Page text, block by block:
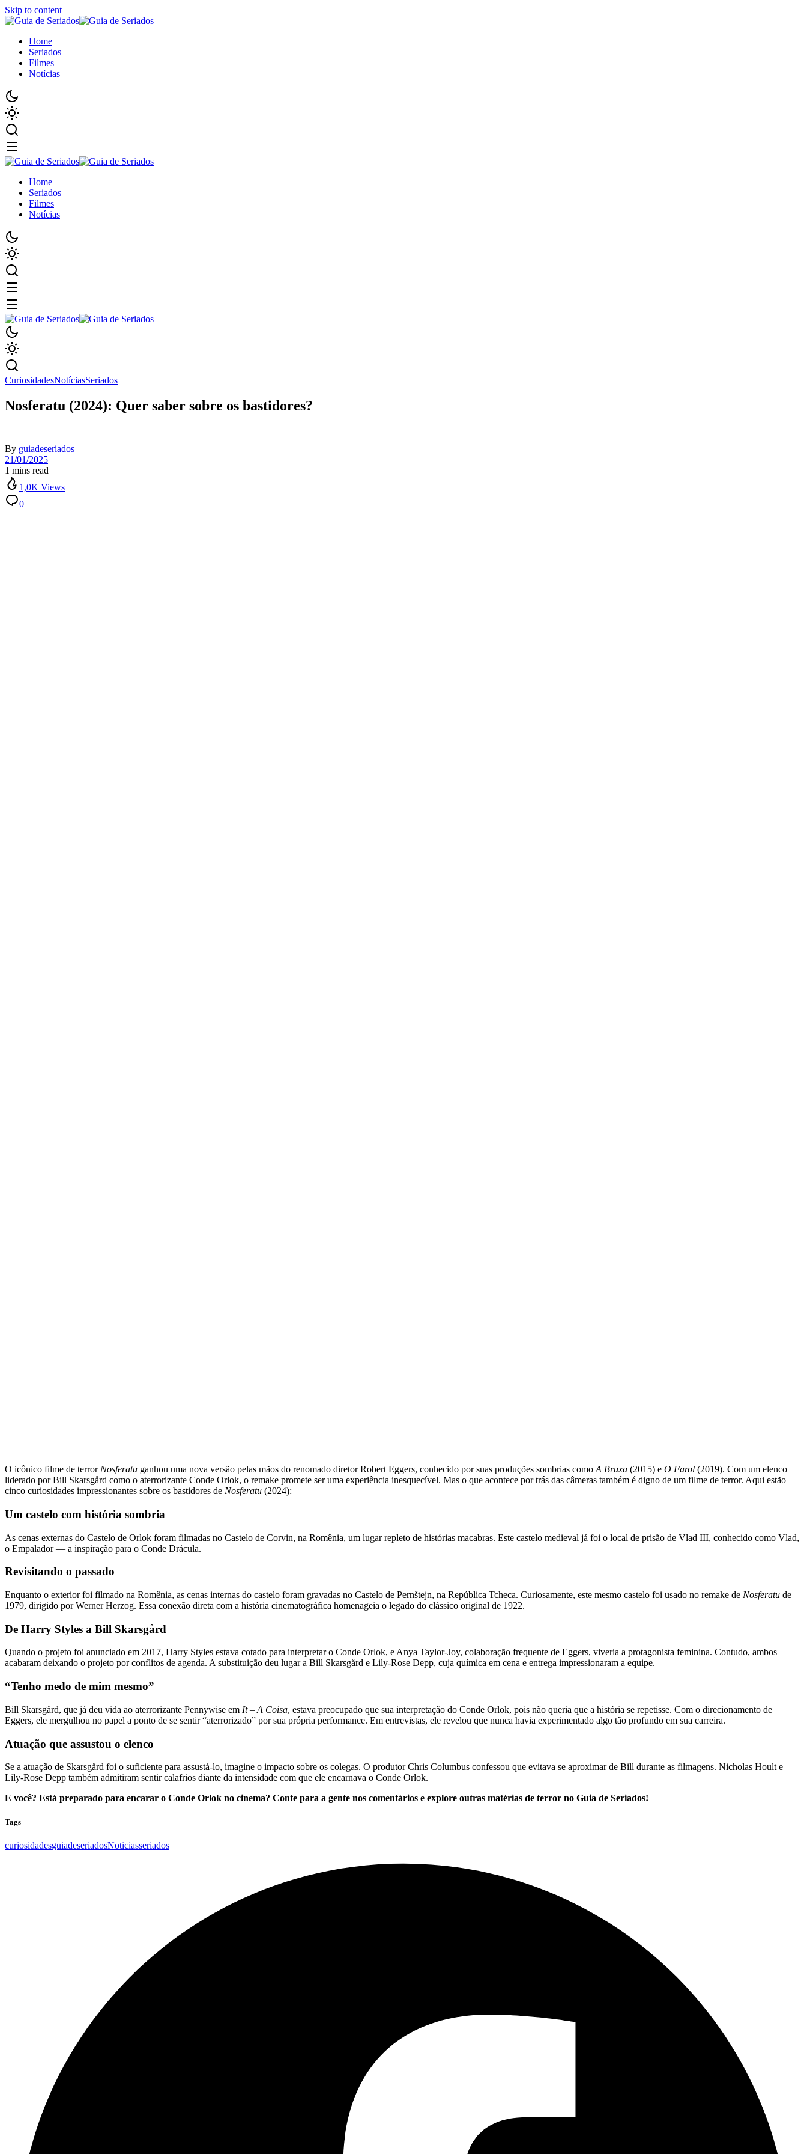
Skip to content
Home
Seriados
Filmes
Notícias
Home
Seriados
Filmes
Notícias
CuriosidadesNotíciasSeriados
Nosferatu (2024): Quer saber sobre os bastidores?
By guiadeseriados
21/01/2025
1 mins read
1,0K Views
0
O icônico filme de terror Nosferatu ganhou uma nova versão pelas mãos do renomado diretor Robert Eggers, conhecido por suas produções sombrias como A Bruxa (2015) e O Farol (2019). Com um elenco
liderado por Bill Skarsgård como o aterrorizante Conde Orlok, o remake promete ser uma experiência inesquecível. Mas o que acontece por trás das câmeras também é digno de um filme de terror. Aqui estão
cinco curiosidades impressionantes sobre os bastidores de Nosferatu (2024):
Um castelo com história sombria
As cenas externas do Castelo de Orlok foram filmadas no Castelo de Corvin, na Romênia, um lugar repleto de histórias macabras. Este castelo medieval já foi o local de prisão de Vlad III, conhecido como Vlad,
o Empalador — a inspiração para o Conde Drácula.
Revisitando o passado
Enquanto o exterior foi filmado na Romênia, as cenas internas do castelo foram gravadas no Castelo de Pernštejn, na República Tcheca. Curiosamente, este mesmo castelo foi usado no remake de Nosferatu de
1979, dirigido por Werner Herzog. Essa conexão direta com a história cinematográfica homenageia o legado do clássico original de 1922.
De Harry Styles a Bill Skarsgård
Quando o projeto foi anunciado em 2017, Harry Styles estava cotado para interpretar o Conde Orlok, e Anya Taylor-Joy, colaboração frequente de Eggers, viveria a protagonista feminina. Contudo, ambos
acabaram deixando o projeto por conflitos de agenda. A substituição deu lugar a Bill Skarsgård e Lily-Rose Depp, cuja química em cena e entrega impressionaram a equipe.
“Tenho medo de mim mesmo”
Bill Skarsgård, que já deu vida ao aterrorizante Pennywise em It – A Coisa, estava preocupado que sua interpretação do Conde Orlok, pois não queria que a história se repetisse. Com o direcionamento de
Eggers, ele mergulhou no papel a ponto de se sentir “aterrorizado” por sua própria performance. Em entrevistas, ele revelou que nunca havia experimentado algo tão profundo em sua carreira.
Atuação que assustou o elenco
Se a atuação de Skarsgård foi o suficiente para assustá-lo, imagine o impacto sobre os colegas. O produtor Chris Columbus confessou que evitava se aproximar de Bill durante as filmagens. Nicholas Hoult e
Lily-Rose Depp também admitiram sentir calafrios diante da intensidade com que ele encarnava o Conde Orlok.
E você? Está preparado para encarar o Conde Orlok no cinema? Conte para a gente nos comentários e explore outras matérias de terror no Guia de Seriados!
Tags
curiosidadesguiadeseriadosNoticiasseriados